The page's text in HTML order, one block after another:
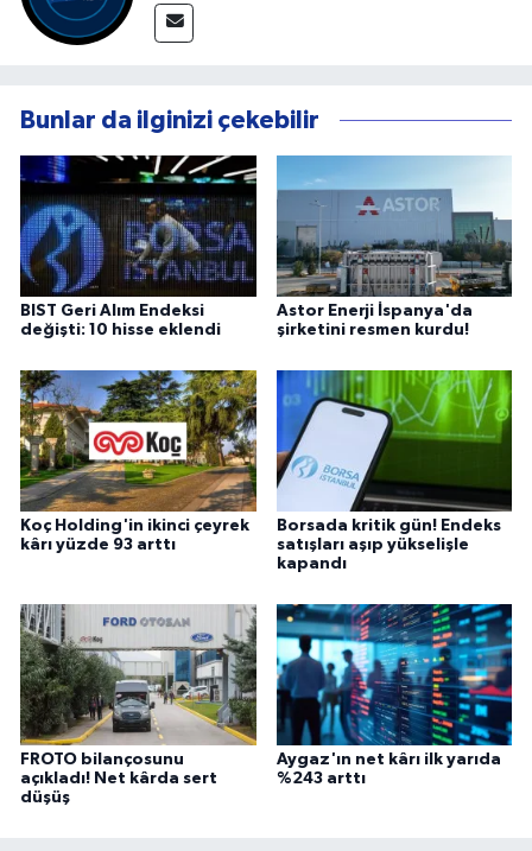
Bunlar da ilginizi çekebilir
BIST Geri Alım Endeksi
değişti: 10 hisse eklendi
Astor Enerji İspanya'da
şirketini resmen kurdu!
Koç Holding'in ikinci çeyrek
kârı yüzde 93 arttı
Borsada kritik gün! Endeks
satışları aşıp yükselişle
kapandı
FROTO bilançosunu
açıkladı! Net kârda sert
düşüş
Aygaz'ın net kârı ilk yarıda
%243 arttı